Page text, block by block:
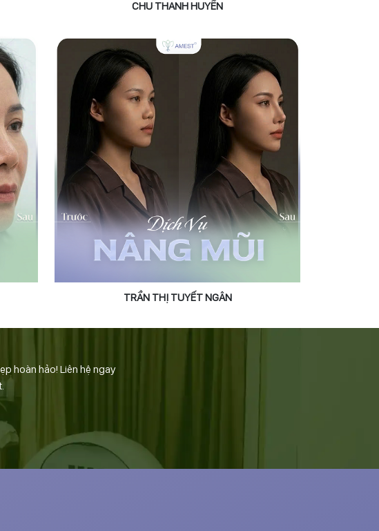
CHU THANH HUYỀN
TRẦN THỊ TUYẾT NGÂN
hoàn hảo! Liên hệ ngay